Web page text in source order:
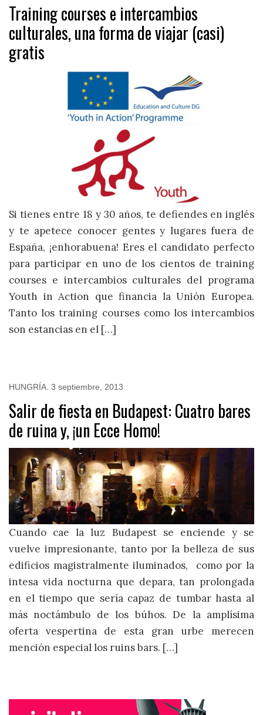
Training courses e intercambios
culturales, una forma de viajar (casi)
gratis
Si tienes entre 18 y 30 años, te defiendes en inglés
y te apetece conocer gentes y lugares fuera de
España, ¡enhorabuena! Eres el candidato perfecto
para participar en uno de los cientos de training
courses e intercambios culturales del programa
Youth in Action que financia la Unión Europea.
Tanto los training courses como los intercambios
son estancias en el […]
HUNGRÍA 3 septiembre, 2013
Salir de fiesta en Budapest: Cuatro bares
de ruina y, ¡un Ecce Homo!
Cuando cae la luz Budapest se enciende y se
vuelve impresionante, tanto por la belleza de sus
edificios magistralmente iluminados, como por la
intesa vida nocturna que depara, tan prolongada
en el tiempo que sería capaz de tumbar hasta al
más noctámbulo de los búhos. De la amplísima
oferta vespertina de esta gran urbe merecen
mención especial los ruins bars. […]